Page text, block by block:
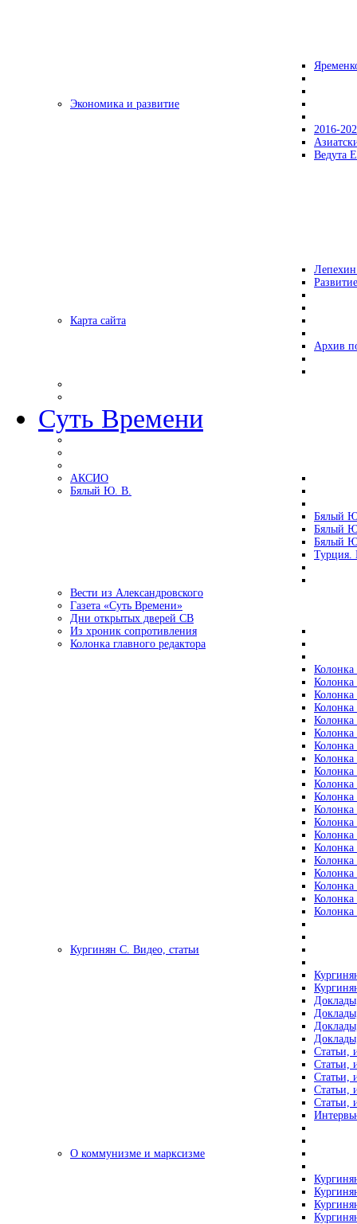
Экономика и развитие
2016-
Ведута
Карта сайта
Архив
Суть Времени
АКСИО
Бялый Ю. В.
Бялый
Бялый
Бялый
Турция.
Вести из Александровского
Газета «Суть Времени»
Дни открытых дверей СВ
Из хроник сопротивления
Колонка главного редактора
Колонка
Колонка
Колонка
Колонка
Колонка
Колонка
Колонка
Колонка
Колонка
Колонка
Колонка
Колонка
Колонка
Колонка
Колонка
Колонка
Колонка
Колонка
Колонка
Колонка
Кургинян С. Видео, статьи
Статьи,
Статьи,
Статьи,
Статьи,
Статьи,
О коммунизме и марксизме